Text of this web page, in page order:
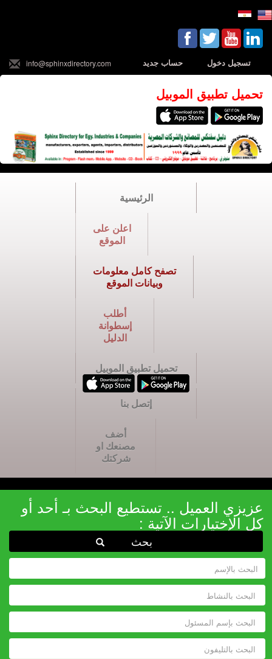
تسجيل دخول حساب جديد info@sphinxdirectory.com
تحميل تطبيق الموبيل
الرئيسية
اعلن على
الموقع
تصفح كامل معلومات
وبيانات الموقع
أطلب
إسطوانة
الدليل
تحميل تطبيق الموبيل
إتصل بنا
أضف
مصنعك او
شركتك
عزيزي العميل .. تستطيع البحث بـ أحد أو
كل الإختيارات الآتية :